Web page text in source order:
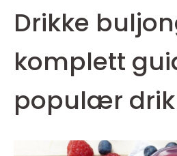
Drikke
komplett
populær